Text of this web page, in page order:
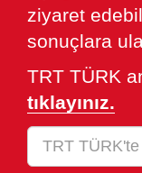
ziyaret
sonuçlara
TRT TÜRK
tıklayınız.